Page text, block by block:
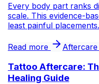
Every body part ranks
scale. This evidence-
least painful placements.
Read more
Tattoo Aftercare:
Healing Guide